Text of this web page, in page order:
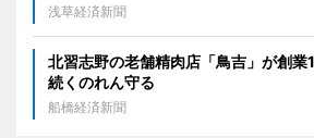
浅草経済新聞
北習志野の老舗精肉店「鳥吉」が創
続くのれん守る
船橋経済新聞